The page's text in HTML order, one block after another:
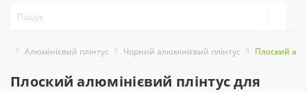
Алюмінієвий плінтус Чорний алюмінієвий плінтус Плоский
Плоский алюмінієвий плінтус для